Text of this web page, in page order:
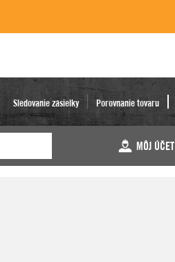
Sledovanie zásielky Porovnanie tovaru
MÔJ ÚČET